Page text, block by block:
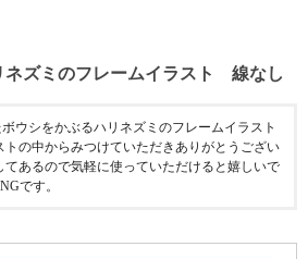
ズミのフレームイラスト 線なし
ウシをかぶるハリネズミのフレームイラスト
の中からみつけていただきありがとうござい
てあるので気軽に使っていただけると嬉しいで
です。